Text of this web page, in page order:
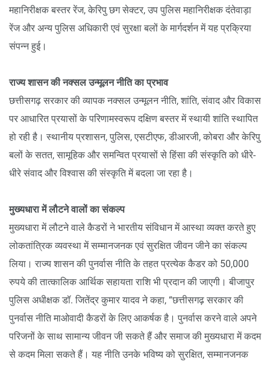
महानिरीक्षक बस्तर रेंज, केरिपु छग सेक्टर, उप पुलिस महानिरीक्षक दंतेवाड़ा
रेंज और अन्य पुलिस अधिकारी एवं सुरक्षा बलों के मार्गदर्शन में यह प्रक्रिया
संपन्न हुई।
राज्य शासन की नक्सल उन्मूलन नीति का प्रभाव
छत्तीसगढ़ सरकार की व्यापक नक्सल उन्मूलन नीति, शांति, संवाद और विकास
पर आधारित प्रयासों के परिणामस्वरूप दक्षिण बस्तर में स्थायी शांति स्थापित
हो रही है। स्थानीय प्रशासन, पुलिस, एसटीएफ, डीआरजी, कोबरा और केरिपु
बलों के सतत, सामूहिक और समन्वित प्रयासों से हिंसा की संस्कृति को धीरे-
धीरे संवाद और विश्वास की संस्कृति में बदला जा रहा है।
मुख्यधारा में लौटने वालों का संकल्प
मुख्यधारा में लौटने वाले कैडरों ने भारतीय संविधान में आस्था व्यक्त करते हुए
लोकतांत्रिक व्यवस्था में सम्मानजनक एवं सुरक्षित जीवन जीने का संकल्प
लिया। राज्य शासन की पुनर्वास नीति के तहत प्रत्येक कैडर को 50,000
रुपये की तात्कालिक आर्थिक सहायता राशि भी प्रदान की जाएगी। बीजापुर
पुलिस अधीक्षक डॉ. जितेंद्र कुमार यादव ने कहा, “छत्तीसगढ़ सरकार की
पुनर्वास नीति माओवादी कैडरों के लिए आकर्षक है। पुनर्वास करने वाले अपने
परिजनों के साथ सामान्य जीवन जी सकते हैं और समाज की मुख्यधारा में कदम
से कदम मिला सकते हैं। यह नीति उनके भविष्य को सुरक्षित, सम्मानजनक